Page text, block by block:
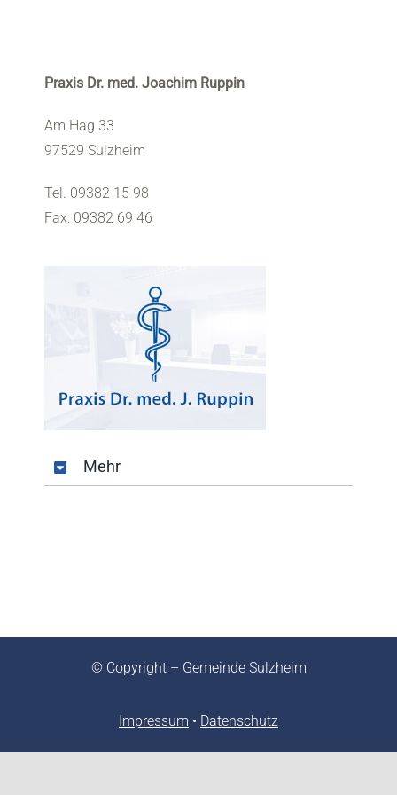
Praxis Dr. med. Joachim Ruppin
Am Hag 33
97529 Sulzheim
Tel. 09382 15 98
Fax: 09382 69 46
Mehr
© Copyright – Gemeinde Sulzheim
Impressum • Datenschutz